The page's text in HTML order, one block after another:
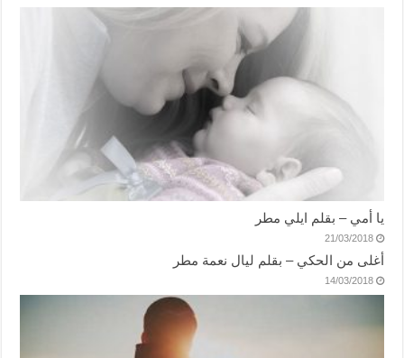
يا أمي – بقلم ايلي مطر
21/03/2018
أغلى من الحكي – بقلم ليال نعمة مطر
14/03/2018